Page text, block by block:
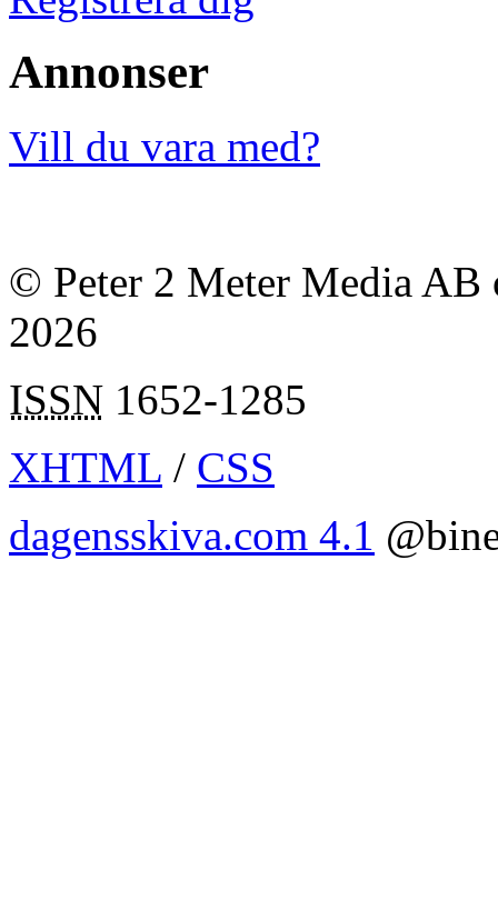
Annonser
Vill du vara med?
© Peter 2 Meter Media AB
2026
ISSN 1652-1285
XHTML / CSS
dagensskiva.com 4.1